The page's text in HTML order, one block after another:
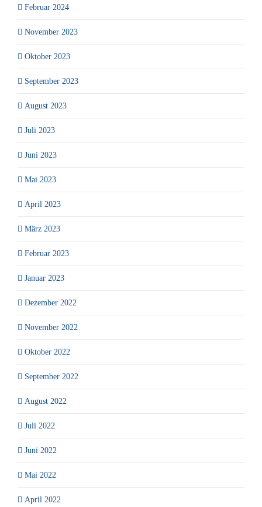
Februar 2024
November 2023
Oktober 2023
September 2023
August 2023
Juli 2023
Juni 2023
Mai 2023
April 2023
März 2023
Februar 2023
Januar 2023
Dezember 2022
November 2022
Oktober 2022
September 2022
August 2022
Juli 2022
Juni 2022
Mai 2022
April 2022